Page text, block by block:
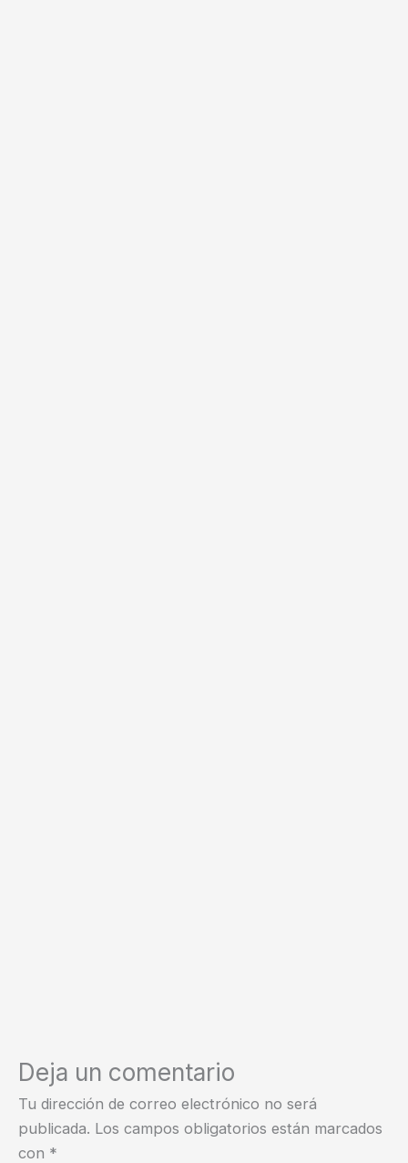
Deja un comentario
Tu dirección de correo electrónico no será
publicada. Los campos obligatorios están marcados
con *